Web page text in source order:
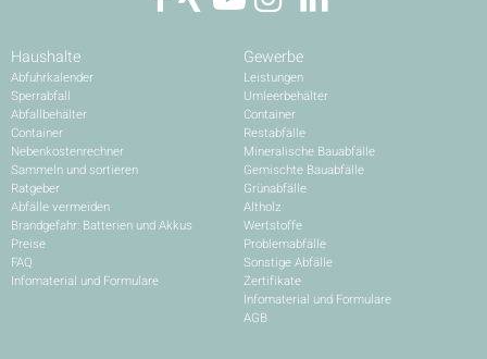
Haushalte
Abfuhrkalender
Sperrabfall
Abfallbehälter
Container
Nebenkostenrechner
Sammeln und sortieren
Ratgeber
Abfälle vermeiden
Brandgefahr: Batterien und Akkus
Preise
FAQ
Infomaterial und Formulare
Gewerbe
Leistungen
Umleerbehälter
Container
Restabfälle
Mineralische Bauabfälle
Gemischte Bauabfälle
Grünabfälle
Altholz
Wertstoffe
Problemabfälle
Sonstige Abfälle
Zertifikate
Infomaterial und Formulare
AGB